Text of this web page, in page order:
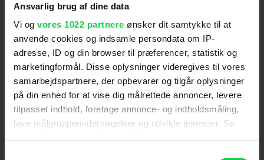
Ansvarlig brug af dine data
Vi og vores 1022 partnere ønsker dit samtykke til at
anvende cookies og indsamle persondata om IP-
adresse, ID og din browser til præferencer, statistik og
marketingformål. Disse oplysninger videregives til vores
samarbejdspartnere, der opbevarer og tilgår oplysninger
på din enhed for at vise dig målrettede annoncer, levere
tilpasset indhold, foretage annonce- og indholdsmåling,
lave målgruppeundersøgelser og udvikle tjenester. Se
Status: Rob Letterman (Goosebumps
instruere. Der mangler stadig en premieredato,
men produktionen forventes at starte hurtigst
muligt. Der skal smedes, mens Pokémon Go stadig
er varmt.
The Last of Us
Det intense spil, om en mand og en piges rejse
gennem et virus-inficeret og temmelig
ubehageligt USA, kombinerer bl.a. Resident Evil-
. ’The Last of